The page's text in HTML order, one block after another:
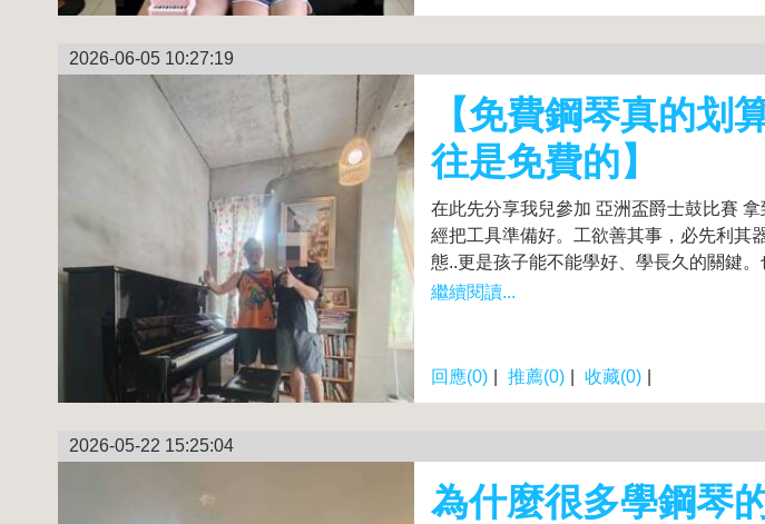
2026-06-05 10:27:19
【免費鋼琴真的划
往是免費的】
在此先分享我兒參加 亞洲盃爵士鼓比賽
經把工具準備好。工欲善其事，必先利其
態..更是孩子能不能學好、學長久的關鍵。
繼續閱讀...
回應(0) 推薦(0) 收藏(0)
2026-05-22 15:25:04
為什麼很多學鋼琴